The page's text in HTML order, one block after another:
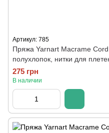
Артикул: 785
Пряжа Yarnart Macrame
полухлопок, нитки для
275 грн
В наличии